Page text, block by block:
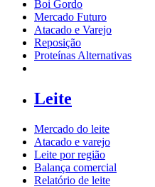
Boi Gordo
Mercado Futuro
Atacado e Varejo
Reposição
Proteínas Alternativas
Leite
Mercado do leite
Atacado e varejo
Leite por região
Balança comercial
Relatório de leite